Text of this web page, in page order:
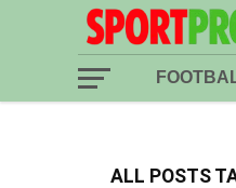
ALL POSTS